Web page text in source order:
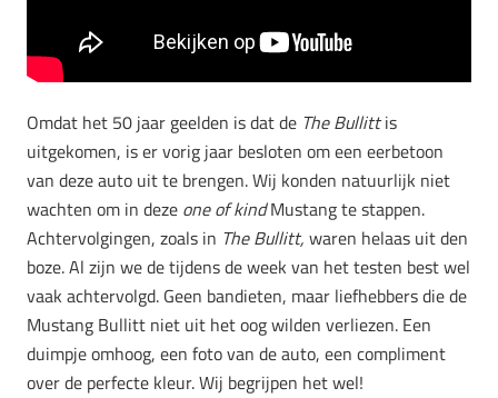
Omdat het 50 jaar geelden is dat de The Bullittis
uitgekomen, is er vorig jaar besloten om een eerbetoon
van deze auto uit te brengen. Wij konden natuurlijk niet
wachten om in deze one of kindMustang te stappen.
Achtervolgingen, zoals in The Bullitt, waren helaas uit den
boze. Al zijn we de tijdens de week van het testen best wel
vaak achtervolgd. Geen bandieten, maar liefhebbers die de
Mustang Bullitt niet uit het oog wilden verliezen. Een
duimpje omhoog, een foto van de auto, een compliment
over de perfecte kleur. Wij begrijpen het wel!